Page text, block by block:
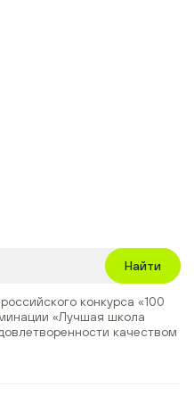
Найти
конкурса «100
«Лучшая школа
качеством